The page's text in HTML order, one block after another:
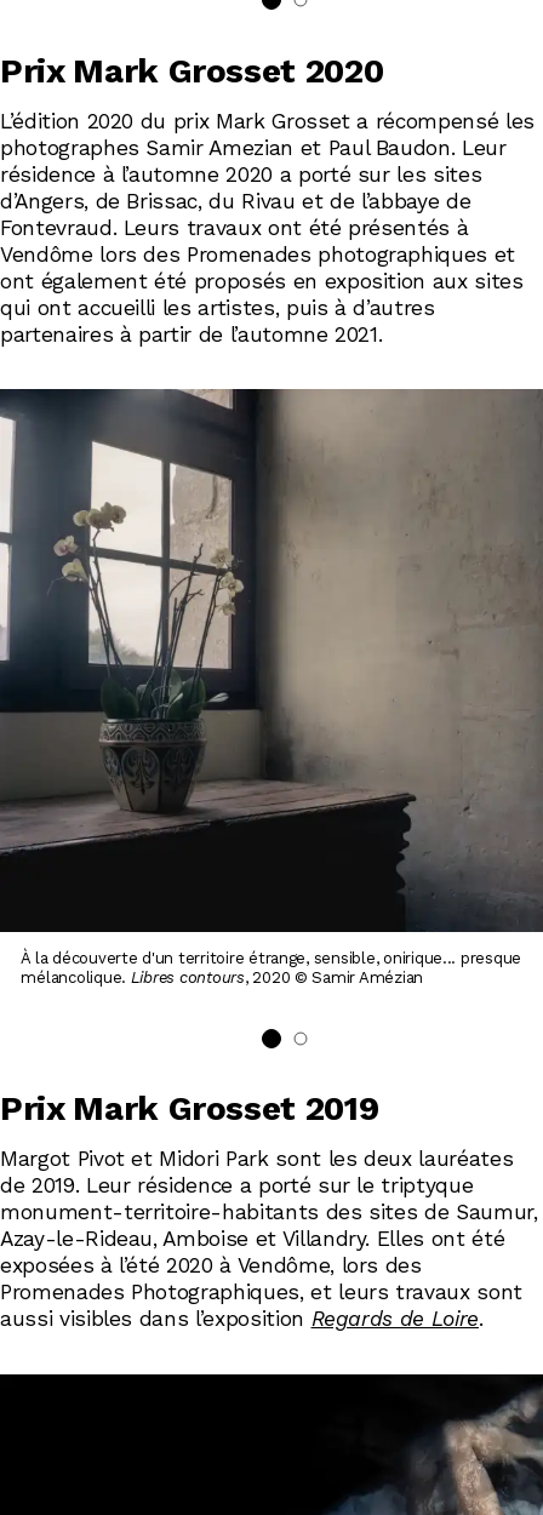
Prix Mark Grosset 2020
L’édition 2020 du prix Mark Grosset a récompensé les
photographes Samir Amezian et Paul Baudon. Leur
résidence à l’automne 2020 a porté sur les sites
d’Angers, de Brissac, du Rivau et de l’abbaye de
Fontevraud. Leurs travaux ont été présentés à
Vendôme lors des Promenades photographiques et
ont également été proposés en exposition aux sites
qui ont accueilli les artistes, puis à d’autres
partenaires à partir de l’automne 2021.
À la découverte d'un territoire étrange, sensible, onirique... presque
mélancolique. Libres contours, 2020 © Samir Amézian
Prix Mark Grosset 2019
Margot Pivot et Midori Park sont les deux lauréates
de 2019. Leur résidence a porté sur le triptyque
monument-territoire-habitants des sites de Saumur,
Azay-le-Rideau, Amboise et Villandry. Elles ont été
exposées à l’été 2020 à Vendôme, lors des
Promenades Photographiques, et leurs travaux sont
aussi visibles dans l’exposition Regards de Loire.